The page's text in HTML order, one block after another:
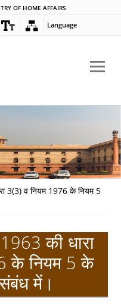
OF HOME AFFAIRS
Language
3(3) व नियम 1976 के नियम 5
की धारा
के नियम 5 के
में।